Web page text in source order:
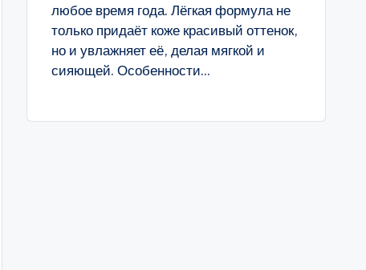
любое время года. Лёгкая формула не
только придаёт коже красивый оттенок,
но и увлажняет её, делая мягкой и
сияющей. Особенности...